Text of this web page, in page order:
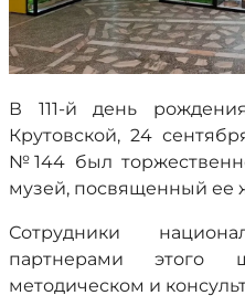
В 111-й день
Крутовской, 24
№144 был
музей, посвященный ее
Сотрудники
партнерами этого
методическом и